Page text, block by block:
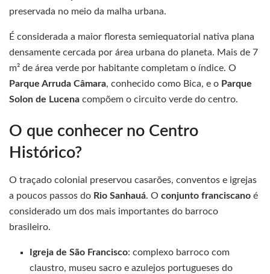
preservada no meio da malha urbana.
É considerada a maior floresta semiequatorial nativa plana
densamente cercada por área urbana do planeta. Mais de 7
m² de área verde por habitante completam o índice. O
Parque Arruda Câmara, conhecido como Bica, e o Parque
Solon de Lucena compõem o circuito verde do centro.
O que conhecer no Centro
Histórico?
O traçado colonial preservou casarões, conventos e igrejas
a poucos passos do Rio Sanhauá. O conjunto franciscano é
considerado um dos mais importantes do barroco
brasileiro.
Igreja de São Francisco: complexo barroco com
claustro, museu sacro e azulejos portugueses do